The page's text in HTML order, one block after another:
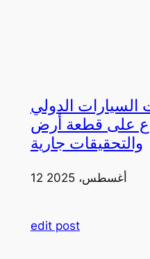
الدولي
على قطعة أرض
والتحقيقات جارية
12 أغسطس، 2025
edit post